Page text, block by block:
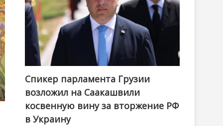
Спикер парламента Грузии
возложил на Саакашвили
косвенную вину за вторжение РФ
в Украину